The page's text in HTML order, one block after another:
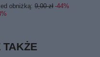
obniżką: 9,00 zł -44%
TAKŻE